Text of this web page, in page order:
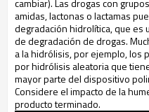
amidas, lactonas o lactamas
degradación hidrolítica, que
de degradación de drogas.
a la hidrólisis, por ejemplo, los
por hidrólisis aleatoria que
mayor parte del dispositivo
Considere el impacto de la
producto terminado.